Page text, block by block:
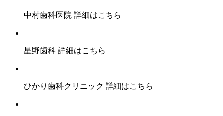
中村歯科医院 詳細はこちら
星野歯科 詳細はこちら
ひかり歯科クリニック 詳細はこちら